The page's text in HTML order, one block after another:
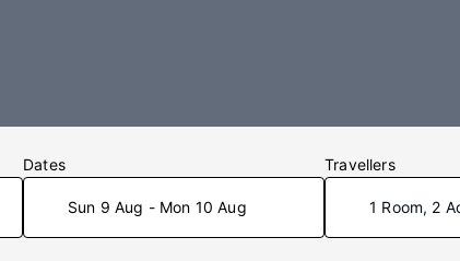
Dates
Sun 9 Aug - Mon 10 Aug
Travellers
1 Room, 2